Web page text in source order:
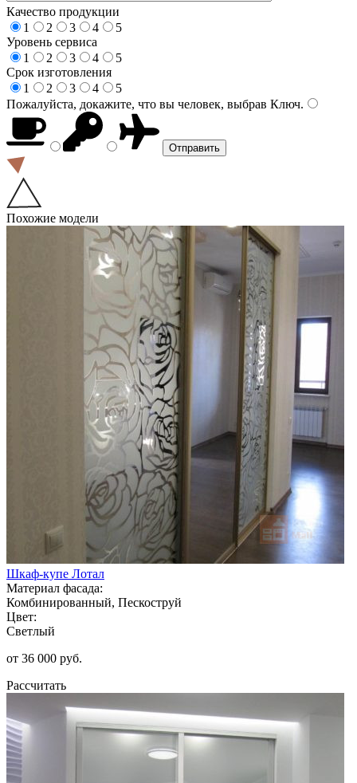
Качество продукции
1
2 3 4
5
Уровень сервиса
1
2 3 4
5
Срок изготовления
1
2 3 4
5
Пожалуйста, докажите, что вы человек, выбрав Ключ.
Похожие модели
Шкаф-купе Лотал
Материал фасада:
Комбинированный, Пескоструй
Цвет:
Светлый
от 36 000 руб.
Рассчитать